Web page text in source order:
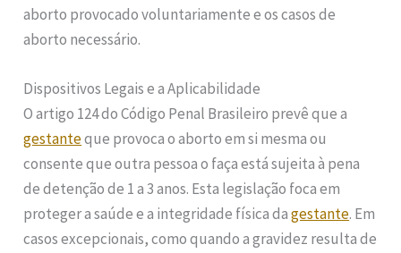
aborto provocado voluntariamente e os casos de
aborto necessário.
Dispositivos Legais e a Aplicabilidade
O artigo 124 do Código Penal Brasileiro prevê que a
gestanteque provoca o aborto em si mesma ou
consente que outra pessoa o faça está sujeita à pena
de detenção de 1 a 3 anos. Esta legislação foca em
proteger a saúde e a integridade física dagestante. Em
casos excepcionais, como quando a gravidez resulta de